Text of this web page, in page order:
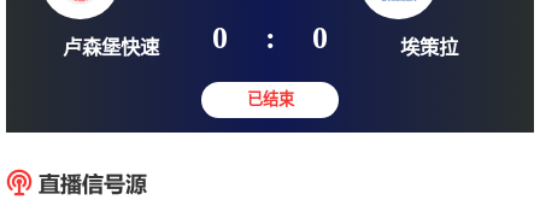
卢森堡快速
卢森国联
2026-06-05 00:00
0 : 0 埃